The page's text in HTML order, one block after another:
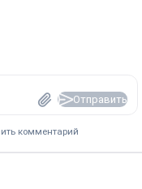
Отправить
комментарий